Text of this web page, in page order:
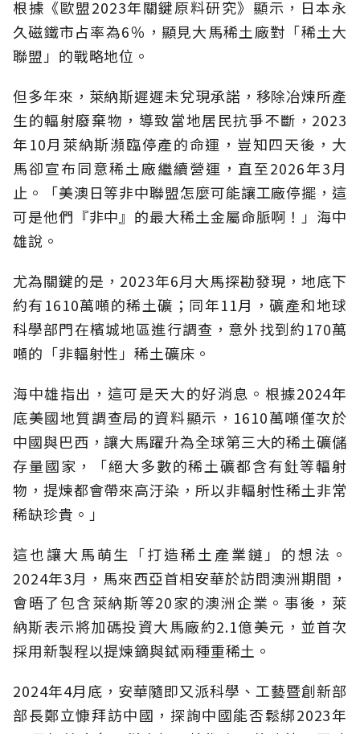
根據《歐盟2023年關鍵原料研究》顯示，日本永
久磁鐵市占率為6％，顯見大馬稀土廠對「稀土大
聯盟」的戰略地位。
但多年來，萊納斯遲遲未兌現承諾，移除冶煉所產
生的輻射廢棄物，導致當地居民抗爭不斷，2023
年10月萊納斯瀕臨停產的命運，豈知四天後，大
馬卻宣布同意稀土廠繼續營運，直至2026年3月
止。「美澳日等非中聯盟怎麼可能讓工廠停擺，這
可是他們『非中』的最大稀土金屬命脈啊！」海中
雄說。
尤為關鍵的是，2023年6月大馬探勘發現，地底下
約有1610萬噸的稀土礦；同年11月，礦產和地球
科學部門在檳城地區進行調查，意外找到約170萬
噸的「非輻射性」稀土礦床。
海中雄指出，這可是天大的好消息。根據2024年
底美國地質調查局的資料顯示，1610萬噸僅次於
中國與巴西，讓大馬躍升為全球第三大的稀土礦儲
存量國家，「絕大多數的稀土礦都含有釷等輻射
物，提煉都會帶來高汙染，所以非輻射性稀土非常
稀缺珍貴。」
這也讓大馬萌生「打造稀土產業鏈」的想法。
2024年3月，馬來西亞首相安華於訪問澳洲期間，
會晤了包含萊納斯等20家的澳洲企業。事後，萊
納斯表示將加碼投資大馬廠約2.1億美元，並首次
採用新製程以提煉鏑與鋱兩種重稀土。
2024年4月底，安華隨即又派科學、工藝暨創新部
部長鄭立慷拜訪中國，探詢中國能否鬆綁2023年